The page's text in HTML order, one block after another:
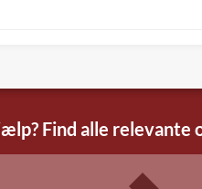
Find alle relevante